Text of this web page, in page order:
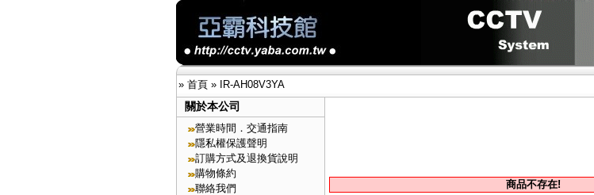
» 首頁 » IR-AH08V3YA
關於本公司
營業時間．交通指南
隱私權保護聲明
訂購方式及退換貨說明
購物條約
聯絡我們
商品不存在!